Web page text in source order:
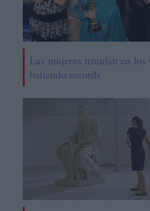
Las mujeres triunfan en los
batiendo records